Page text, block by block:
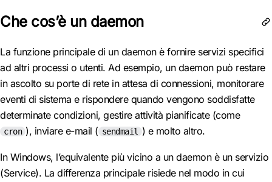
Che cos’è un daemon
La funzione principale di un daemon è fornire servizi specifici
ad altri processi o utenti. Ad esempio, un daemon può restare
in ascolto su porte di rete in attesa di connessioni, monitorare
eventi di sistema e rispondere quando vengono soddisfatte
determinate condizioni, gestire attività pianificate (come
cron ), inviare e-mail ( sendmail ) e molto altro.
In Windows, l’equivalente più vicino a un daemon è un servizio
(Service). La differenza principale risiede nel modo in cui